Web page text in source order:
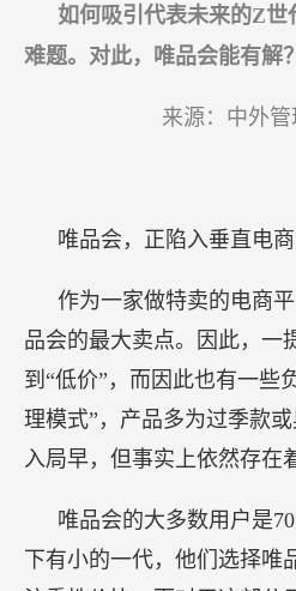
如何吸引代表未来的Z
难题。对此，唯品会能有解？
来源：中外管
唯品会，正陷入垂直电商
作为一家做特卖的电商
品会的最大卖点。因此，一
到“低价”，而因此也有一些
理模式”，产品多为过季款
入局早，但事实上依然存在
唯品会的大多数用户是
下有小的一代，他们选择唯